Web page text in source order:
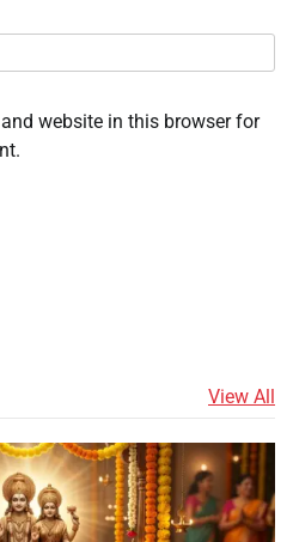
website in this browser for
View All